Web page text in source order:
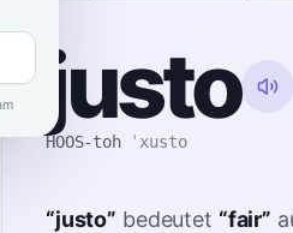
justo
HOOS-toh ˈxusto
“justo” bedeutet “fair”